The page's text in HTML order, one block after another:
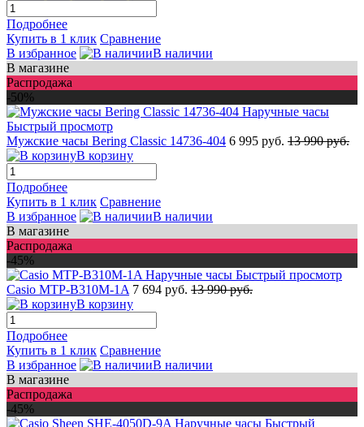
Подробнее
Купить в 1 клик Сравнение
В избранное
В наличии
В магазине
Распродажа
-50%
Быстрый просмотр
Мужские часы Bering Classic 14736-404 6 995 руб. 13 990 руб.
В корзину
Подробнее
Купить в 1 клик Сравнение
В избранное
В наличии
В магазине
Распродажа
-45%
Быстрый просмотр
Casio MTP-B310M-1A 7 694 руб. 13 990 руб.
В корзину
Подробнее
Купить в 1 клик Сравнение
В избранное
В наличии
В магазине
Распродажа
-45%
Быстрый